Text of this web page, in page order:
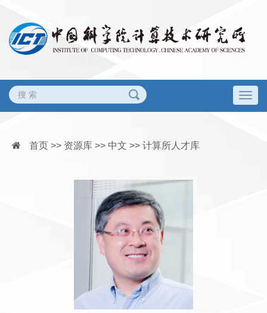
首页 >> 资源库 >> 中文 >> 计算所人才库